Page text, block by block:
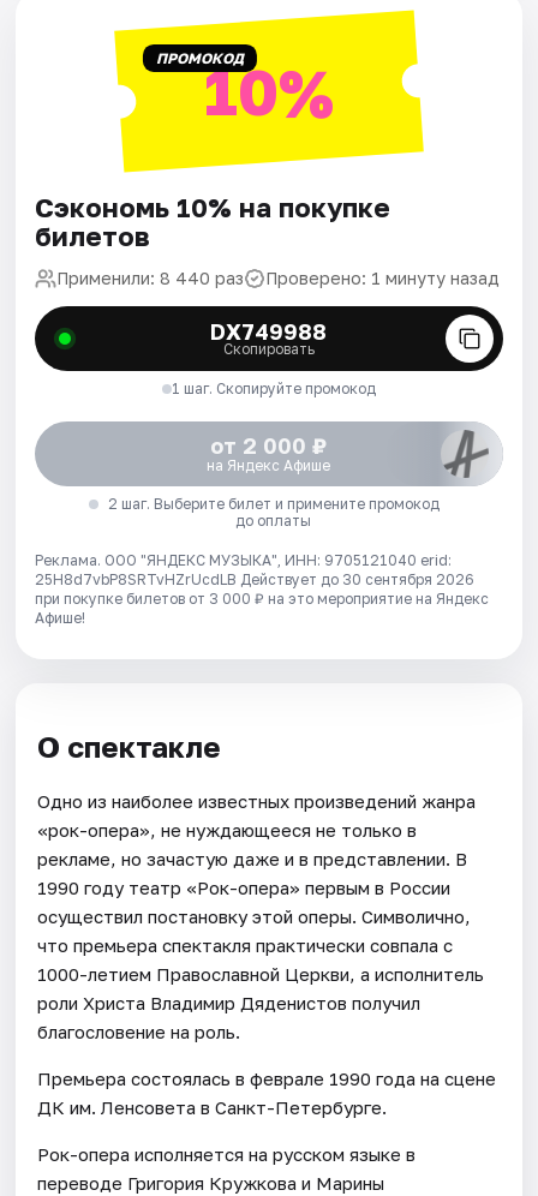
ПРОМОКОД10%
Сэкономь 10% на покупке
билетов
Применили: 8 440 раз Проверено: 1 минуту назад
DX749988
Скопировать
1 шаг. Скопируйте промокод
от 2 000 ₽
на Яндекс Афише
2 шаг. Выберите билет и примените промокод
до оплаты
Реклама. ООО "ЯНДЕКС МУЗЫКА", ИНН: 9705121040 erid:
25H8d7vbP8SRTvHZrUcdLB Действует до 30 сентября 2026
при покупке билетов от 3 000 ₽ на это мероприятие на Яндекс
Афише!
О спектакле
Одно из наиболее известных произведений жанра
«рок-опера», не нуждающееся не только в
рекламе, но зачастую даже и в представлении. В
1990 году театр «Рок-опера» первым в России
осуществил постановку этой оперы. Символично,
что премьера спектакля практически совпала с
1000-летием Православной Церкви, а исполнитель
роли Христа Владимир Дяденистов получил
благословение на роль.
Премьера состоялась в феврале 1990 года на сцене
ДК им. Ленсовета в Санкт-Петербурге.
Рок-опера исполняется на русском языке в
переводе Григория Кружкова и Марины